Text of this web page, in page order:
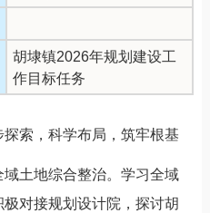
胡埭镇2026年规划建设工
作目标任务
索，科学布局，筑牢根基
土地综合整治。学习全域
对接规划设计院，探讨胡